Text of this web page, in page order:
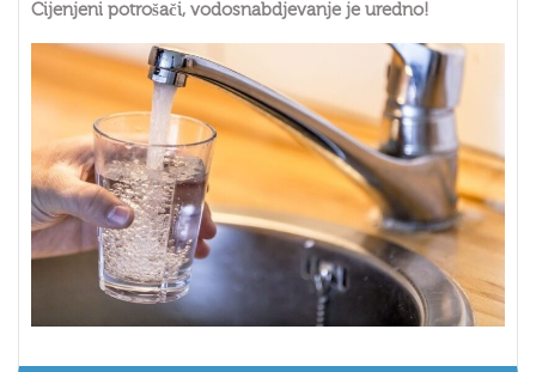
Cijenjeni potrošači, vodosnabdjevanje je uredno!